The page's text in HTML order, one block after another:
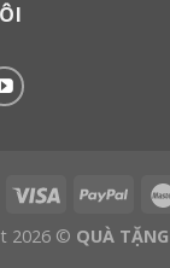
2026 © QUÀ